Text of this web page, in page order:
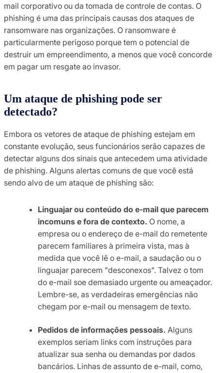
mail corporativo ou da tomada de controle de contas. O
phishing é uma das principais causas dos ataques de
ransomware nas organizações. O ransomware é
particularmente perigoso porque tem o potencial de
destruir um empreendimento, a menos que você concorde
em pagar um resgate ao invasor.
Um ataque de phishing pode ser
detectado?
Embora os vetores de ataque de phishing estejam em
constante evolução, seus funcionários serão capazes de
detectar alguns dos sinais que antecedem uma atividade
de phishing. Alguns alertas comuns de que você está
sendo alvo de um ataque de phishing são:
Linguajar ou conteúdo do e-mail que parecem
incomuns e fora de contexto. O nome, a
empresa ou o endereço de e-mail do remetente
parecem familiares à primeira vista, mas à
medida que você lê o e-mail, a saudação ou o
linguajar parecem "desconexos". Talvez o tom
do e-mail soe demasiado urgente ou ameaçador.
Lembre-se, as verdadeiras emergências não
chegam por e-mail ou mensagem de texto.
Pedidos de informações pessoais. Alguns
exemplos seriam links com instruções para
atualizar sua senha ou demandas por dados
bancários. Linhas de assunto de e-mail, como,